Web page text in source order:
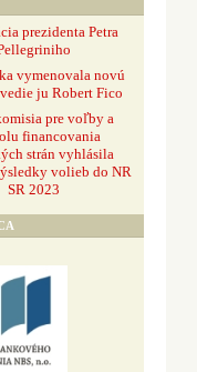
prezidenta Petra
vymenovala novú
ju Robert Fico
pre voľby a
financovania
strán vyhlásila
volieb do NR
SR 2023